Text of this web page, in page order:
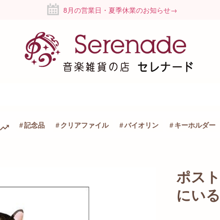
8月の営業日・夏季休業のお知らせ→
記念品 クリアファイル バイオリン キーホルダー
ポス
にい